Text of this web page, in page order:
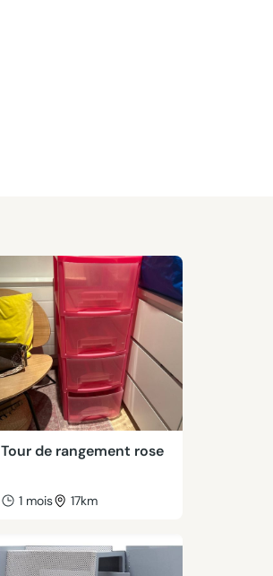
Tour de rangement rose
1 mois 17km